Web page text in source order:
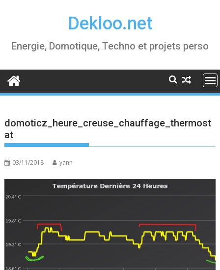
Dekloo.net
Energie, Domotique, Techno et projets perso
domoticz_heure_creuse_chauffage_thermost
at
03/11/2018 yann